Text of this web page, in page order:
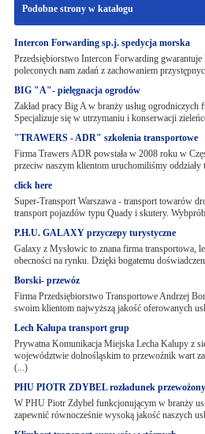
Podobne strony w katalogu
Intercon Forwarding sp.j. spedycja morska
Przedsiębiorstwo Intercon Forwarding gwarantuje
poleconych nam zadań z zachowaniem
BIG "A"- pielęgnacja ogrodów
Zakład pracy Big A w branży usług ogrodniczych
Specjalizuje się w utrzymaniu i konserwacji
"TRAWERS - ADR" szkolenia transportowe
Firma Trawers ADR powstała w 2008 roku w
przeciw naszym klientom uruchomiliśmy
click here
Super-Transport Warszawa - transport towarów
transport pojazdów typu Quady i skutery.
P.H.U. GALAXY przyczepy turystyczne
Galaxy z Mysłowic to znana firma transportowa,
obecności na rynku. Dzięki bogatemu
Borski- przewóz
Firma Przedsiębiorstwo Transportowe Andrzej
swoim klientom najwyższą jakość oferowanych
Lech Kalupa transport grup
Prywatna Komunikacja Miejska Lecha Kalupy z
województwie dolnośląskim to przewoźnik wart
(...)
PHU PIOTR ZDYBEL rozładunek
W PHU Piotr Zdybel funkcjonującym w branży
zapewnić równocześnie wysoką jakość naszych